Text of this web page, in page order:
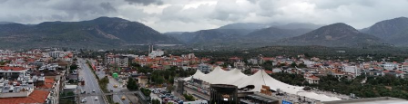
Instagram